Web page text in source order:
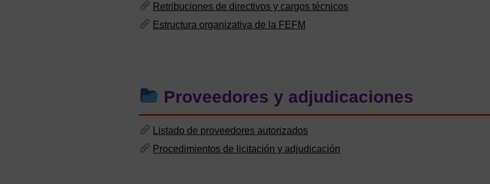
Retribuciones de directivos y cargos técnicos
Estructura organizativa de la FEFM
Proveedores y adjudicaciones
Listado de proveedores autorizados
Procedimientos de licitación y adjudicación